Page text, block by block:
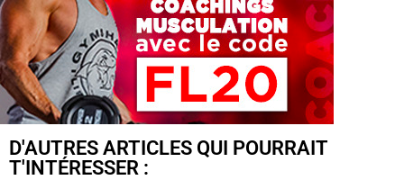
D'AUTRES ARTICLES QUI POURRAIT
T'INTÉRESSER :